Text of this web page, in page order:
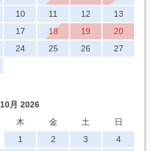
10 11 12
13
17 18 19
20
24 25 26
27
10月 2026
木 金 土
日
1
2 3
4